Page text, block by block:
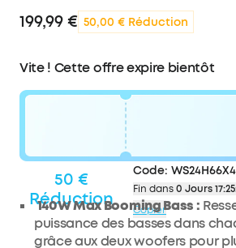
199,99 € 50,00 € Réduction
Vite ! Cette offre expire bientôt
50 €
Réduction
Code:
Fin dans0 Jours
Copier
140W Max Booming Bass :
puissance des basses dans
grâce aux deux woofers pour